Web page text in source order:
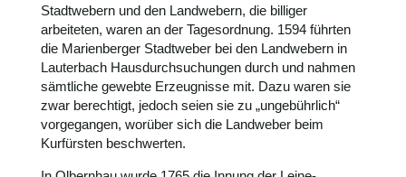
Stadtwebern und den Landwebern, die billiger
arbeiteten, waren an der Tagesordnung. 1594 führten
die Marienberger Stadtweber bei den Landwebern in
Lauterbach Hausdurchsuchungen durch und nahmen
sämtliche gewebte Erzeugnisse mit. Dazu waren sie
zwar berechtigt, jedoch seien sie zu „ungebührlich“
vorgegangen, worüber sich die Landweber beim
Kurfürsten beschwerten.